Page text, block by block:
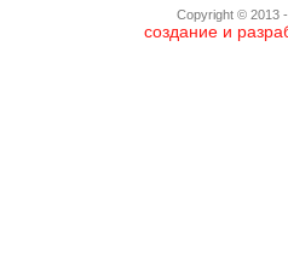
Copyright © 2013
создание и